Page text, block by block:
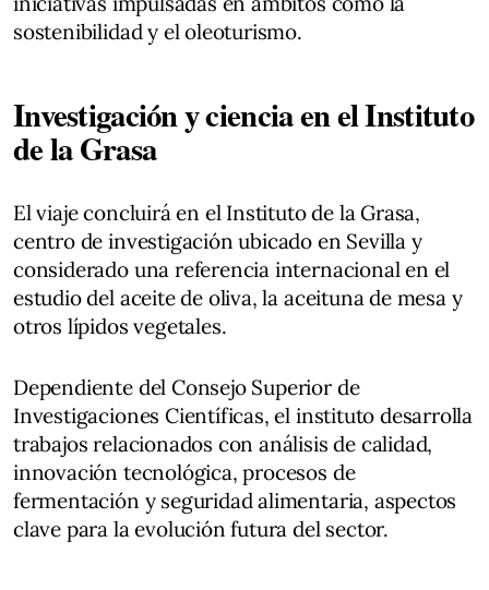
sostenibilidad y el oleoturismo.
Investigación y ciencia en el Instituto
de la Grasa
El viaje concluirá en el Instituto de la Grasa,
centro de investigación ubicado en Sevilla y
considerado una referencia internacional en el
estudio del aceite de oliva, la aceituna de mesa y
otros lípidos vegetales.
Dependiente del Consejo Superior de
Investigaciones Científicas, el instituto desarrolla
trabajos relacionados con análisis de calidad,
innovación tecnológica, procesos de
fermentación y seguridad alimentaria, aspectos
clave para la evolución futura del sector.